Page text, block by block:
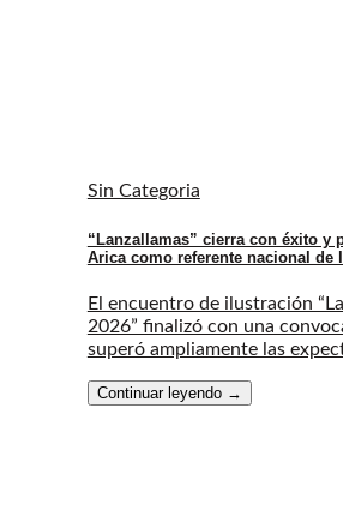
Sin Categoria
“Lanzallamas” cierra con éxito y
Arica como referente nacional de
El encuentro de ilustración
2026” finalizó con una
superó ampliamente las
Continuar leyendo →